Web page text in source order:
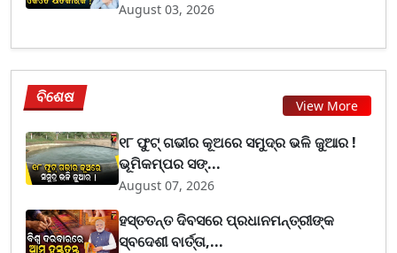
August 03, 2026
ବିଶେଷ View More
୧୮ ଫୁଟ୍ ଗଭୀର କୂଅରେ ସମୁଦ୍ର ଭଳି ଜୁଆର !
ଭୂମିକମ୍ପର ସଙ୍...
August 07, 2026
ହସ୍ତତନ୍ତ ଦିବସରେ ପ୍ରଧାନମନ୍ତ୍ରୀଙ୍କ
ସ୍ବଦେଶୀ ବାର୍ତ୍ତା,...